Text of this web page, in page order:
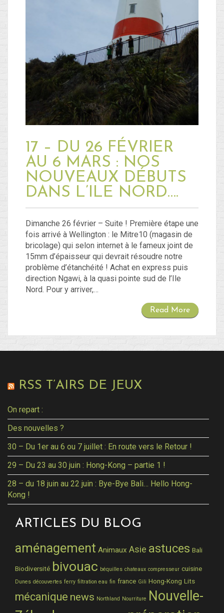
17 – DU 26 FÉVRIER
AU 6 MARS : NOS
NOUVEAUX DÉBUTS
DANS L’ILE NORD….
Dimanche 26 février – Suite ! Première étape une
fois arrivé à Wellington : le Mitre10 (magasin de
bricolage) qui selon internet à le fameux joint de
15mm d’épaisseur qui devrait résoudre notre
problème d’étanchéité ! Achat en express puis
direction Ngawi, à la quasi pointe sud de l’Ile
Nord. Pour y arriver,…
Read More
RSS T’AIRS DE JEUX
On repart :
Des nouvelles ?
30 – Du 1er au 6 ou 7 juillet : En route vers le Retour !
29 – Du 23 au 30 juin : Hong-Kong – partie 1 !
28 – du 18 juin au 22 juin : Bye-Bye Bali… Hello Hong-
Kong !
ARTICLES DU BLOG
aménagement Animaux Asie astuces Bali
Biodiversité bivouac béquilles chateaux compresseur cuisine
Dunes découvertes ferry filtration eau fin france Gili Hong-Kong Lits
mécanique news Northland Nourriture
Nouvelle-